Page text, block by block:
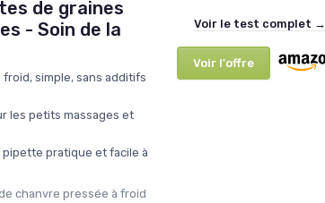
de graines
- Soin de la
simple, sans additifs
les petits massages et
pratique et facile à
chanvre pressée à froid
Voir le test complet →
Voir l'offre